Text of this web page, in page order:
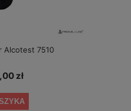
Alcotest 7510
zł